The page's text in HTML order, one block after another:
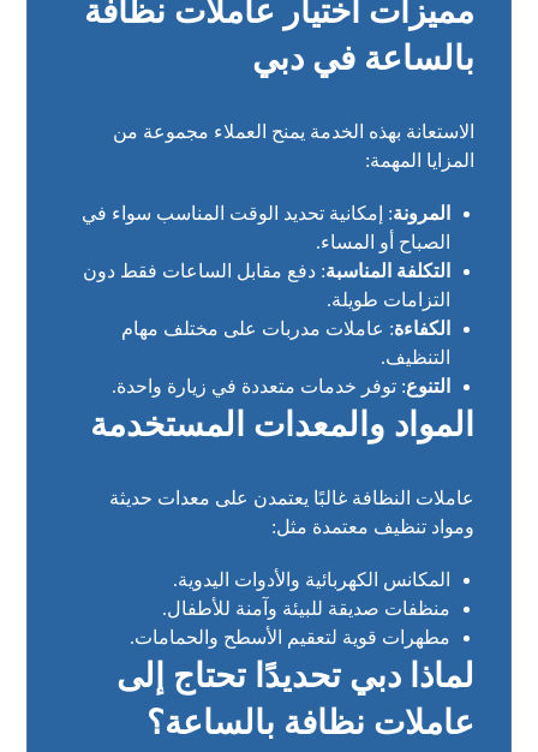
مميزات اختيار عاملات نظافة
بالساعة في دبي
الاستعانة بهذه الخدمة يمنح العملاء مجموعة من
المزايا المهمة:
المرونة: إمكانية تحديد الوقت المناسب سواء في
الصباح أو المساء.
التكلفة المناسبة: دفع مقابل الساعات فقط دون
التزامات طويلة.
الكفاءة: عاملات مدربات على مختلف مهام
التنظيف.
التنوع: توفر خدمات متعددة في زيارة واحدة.
المواد والمعدات المستخدمة
عاملات النظافة غالبًا يعتمدن على معدات حديثة
ومواد تنظيف معتمدة مثل:
المكانس الكهربائية والأدوات اليدوية.
منظفات صديقة للبيئة وآمنة للأطفال.
مطهرات قوية لتعقيم الأسطح والحمامات.
لماذا دبي تحديدًا تحتاج إلى
عاملات نظافة بالساعة؟